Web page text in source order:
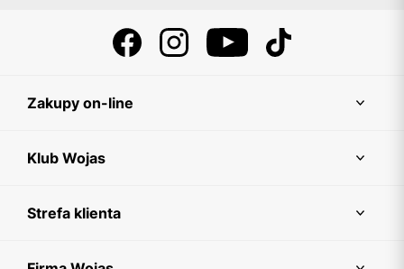
Zakupy on-line
Klub Wojas
Strefa klienta